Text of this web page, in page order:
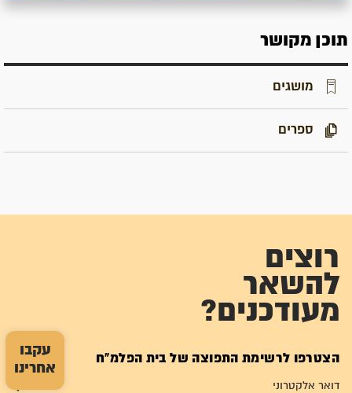
עקבו
אחרינו
תוכן מקושר
מושגים
ספרים
רוצים
להשאר
מעודכנים?
הצטרפו לרשימת התפוצה של בית הפלמ"ח